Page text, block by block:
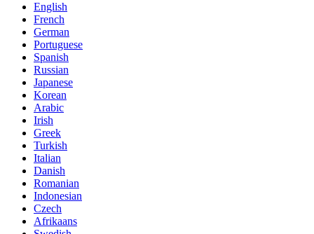
English
French
German
Portuguese
Spanish
Russian
Japanese
Korean
Arabic
Irish
Greek
Turkish
Italian
Danish
Romanian
Indonesian
Czech
Afrikaans